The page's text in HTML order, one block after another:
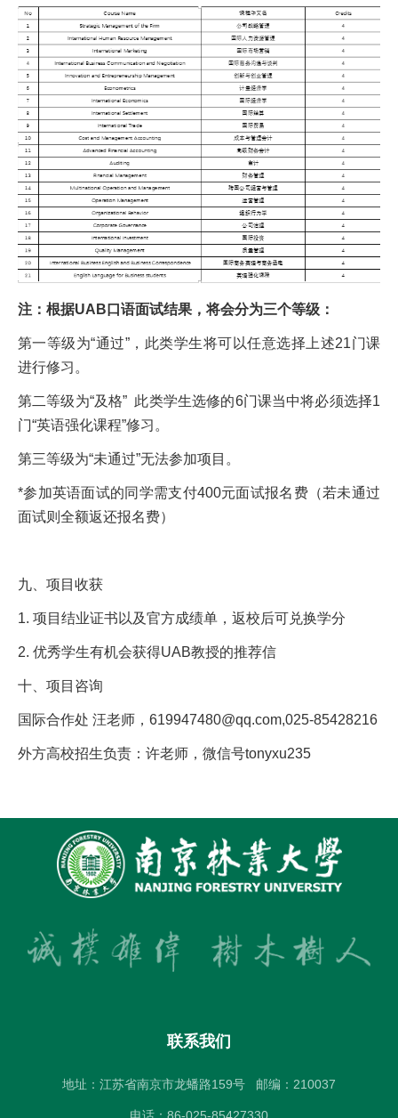
注：根据UAB口语面试结果，将会分为三个等级：
第一等级为“通过”，此类学生将可以任意选择上述21门课
进行修习。
第二等级为“及格” 此类学生选修的6门课当中将必须选择1
门“英语强化课程”修习。
第三等级为“未通过”无法参加项目。
*参加英语面试的同学需支付400元面试报名费（若未通过
面试则全额返还报名费）
九、项目收获
1. 项目结业证书以及官方成绩单，返校后可兑换学分
2. 优秀学生有机会获得UAB教授的推荐信
十、项目咨询
国际合作处 汪老师，619947480@qq.com,025-85428216
外方高校招生负责：许老师，微信号tonyxu235
联系我们
地址：江苏省南京市龙蟠路159号 邮编：210037
电话：86-025-85427330